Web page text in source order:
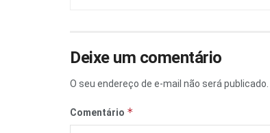
Deixe um comentário
O seu endereço de e-mail não será publicado.
Comentário *